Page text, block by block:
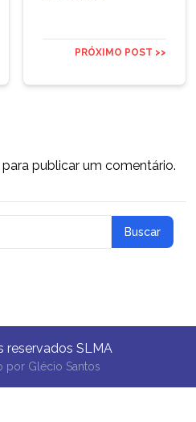
PRÓXIMO POST >>
para publicar um comentário.
reservados SLMA
por Glécio Santos